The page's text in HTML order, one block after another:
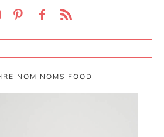
NOM NOMS FOOD